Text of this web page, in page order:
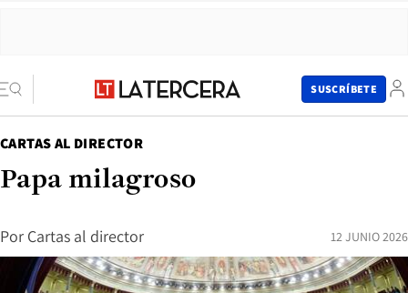
SUSCRÍBETE
CARTAS AL DIRECTOR
Papa milagroso
Por Cartas al director 12 JUNIO 2026